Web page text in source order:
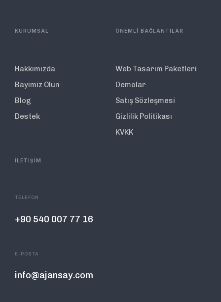
KURUMSAL
Hakkımızda
Bayimiz Olun
Blog
Destek
ÖNEMLİ BAĞLANTILAR
Web Tasarım Paketleri
Demolar
Satış Sözleşmesi
Gizlilik Politikası
KVKK
İLETİŞİM
TELEFON
+90 540 007 77 16
E-POSTA
info@ajansay.com